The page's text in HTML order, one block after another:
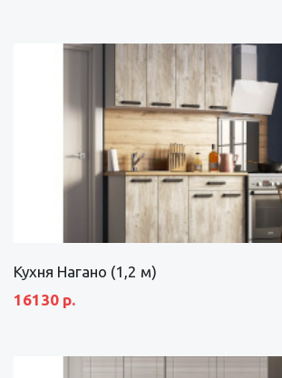
Кухня Нагано (1,2 м)
16130 р.